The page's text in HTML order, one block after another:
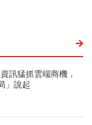
訊猛抓雲端商機，
」說起